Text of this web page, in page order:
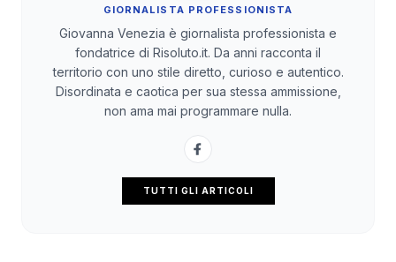
GIORNALISTA PROFESSIONISTA
Giovanna Venezia è giornalista professionista e
fondatrice di Risoluto.it. Da anni racconta il
territorio con uno stile diretto, curioso e autentico.
Disordinata e caotica per sua stessa ammissione,
non ama mai programmare nulla.
TUTTI GLI ARTICOLI